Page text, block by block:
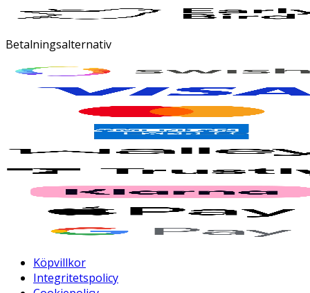
Betalningsalternativ
Köpvillkor
Integritetspolicy